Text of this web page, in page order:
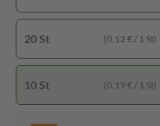
20 St (0,12 € / 1 St)
10 St (0,19 € / 1 St)